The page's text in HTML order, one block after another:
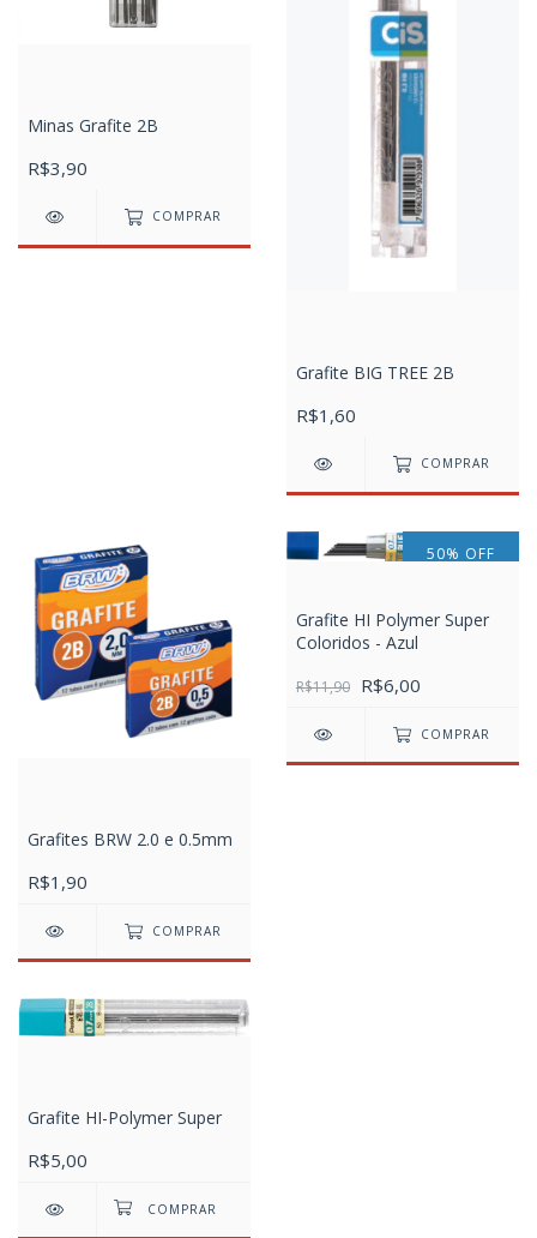
Minas Grafite 2B
R$3,90
COMPRAR
Grafite BIG TREE 2B
R$1,60
COMPRAR
Grafites BRW 2.0 e 0.5mm
R$1,90
COMPRAR
50% OFF
Grafite HI Polymer Super
Coloridos - Azul
R$11,90 R$6,00
COMPRAR
Grafite HI-Polymer Super
R$5,00